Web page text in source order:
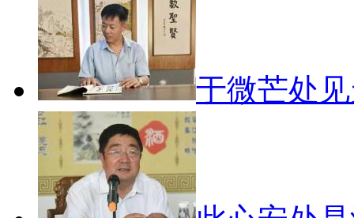
于微芒处